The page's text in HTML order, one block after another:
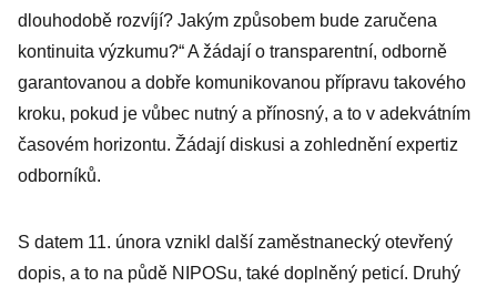
Borhyová
dlouhodobě rozvíjí? Jakým způsobem bude zaručena
kontinuita výzkumu?“ A žádají o transparentní, odborně
garantovanou a dobře komunikovanou přípravu takového
kroku, pokud je vůbec nutný a přínosný, a to v adekvátním
časovém horizontu. Žádají diskusi a zohlednění expertiz
odborníků.
S datem 11. února vznikl další zaměstnanecký otevřený
dopis, a to na půdě NIPOSu, také doplněný peticí. Druhý